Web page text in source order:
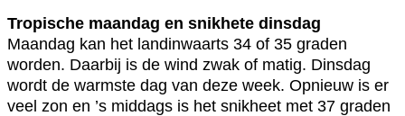
Tropische maandag en snikhete dinsdag
Maandag kan het landinwaarts 34 of 35 graden
worden. Daarbij is de wind zwak of matig. Dinsdag
wordt de warmste dag van deze week. Opnieuw is er
veel zon en ’s middags is het snikheet met 37 graden